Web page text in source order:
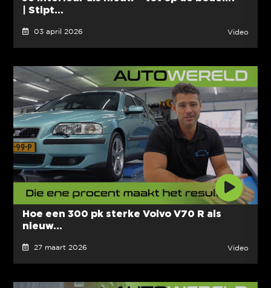
| Stipt...
03 april 2026 Video
Hoe een 300 pk sterke Volvo V70 R als
nieuw...
27 maart 2026 Video